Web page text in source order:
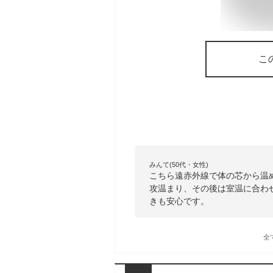
こ
みんて(50代・女性)
こちら遠赤外線で体の芯から
攻温まり、その後は室温に合
きも安心です。
全